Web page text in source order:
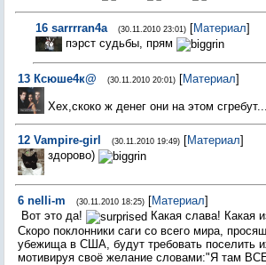
16 sarrrran4a (30.11.2010 23:01) [Материал]
пэрст судьбы, прям
13 Ксюше4к@ (30.11.2010 20:01) [Материал]
Хех,скоко ж денег они на этом
12 Vampire-girl (30.11.2010 19:49) [Материал]
здорово)
6 nelli-m (30.11.2010 18:25) [Материал]
Вот это да!
Какая слава! Какая
Скоро поклонники саги со всего мира,
убежища в США, будут требовать поселить
мотивируя своё желание словами:"Я там